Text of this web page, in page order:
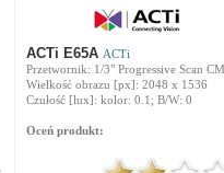
ACTi E65A ACTi
Przetwornik: 1/3" Progressive Scan
Wielkość obrazu [px]: 2048 x 1536
Czułość [lux]: kolor: 0.1; B/W: 0
Oceń produkt: